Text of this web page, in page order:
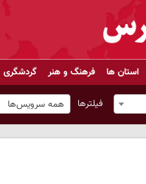
استان ها فرهنگ و هنر گردشگری
فیلترها همه سرویس‌ها